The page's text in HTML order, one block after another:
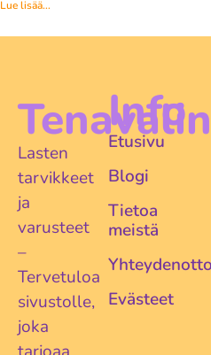
Lue lisää...
Lasten
tarvikkeet
ja
varusteet
–
Tervetuloa
sivustolle,
joka
Info
Etusivu
Blogi
Tietoa
meistä
Yhteydenotto
Evästeet